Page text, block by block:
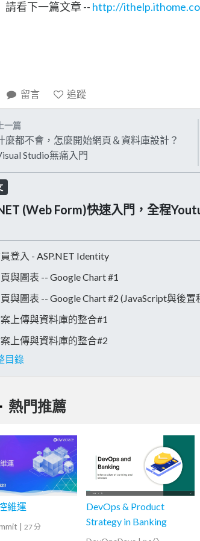
請看下一篇文章 -- http://
留言 追蹤
上一篇
麼都不會，怎麼開始網頁＆資料庫設計？
Studio無痛入門
(Web Form)快速入門，全程
登入 - ASP.NET Identity
與圖表 -- Google Chart #1
與圖表 -- Google Chart #2 (JavaScript與後置
上傳與資料庫的整合#1
上傳與資料庫的整合#2
目錄
熱門推薦
維運
| 27 分
DevOps & Product
Strategy in Banking